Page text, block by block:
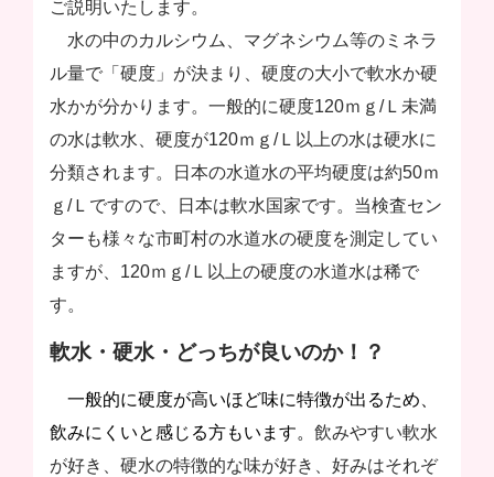
ご説明いたします。
水の中のカルシウム、マグネシウム等のミネラ
ル量で「硬度」が決まり、硬度の大小で軟水か硬
水かが分かります。一般的に硬度120ｍｇ/Ｌ未満
の水は軟水、硬度が120ｍｇ/Ｌ以上の水は硬水に
分類されます。日本の水道水の平均硬度は約50ｍ
ｇ/Ｌですので、日本は軟水国家です。当検査セン
ターも様々な市町村の水道水の硬度を測定してい
ますが、120ｍｇ/Ｌ以上の硬度の水道水は稀で
す。
軟水・硬水・どっちが良いのか！？
一般的に硬度が高いほど味に特徴が出るため、
飲みにくいと感じる方もいます。 飲みやすい軟水
が好き、硬水の特徴的な味が好き、好みはそれぞ